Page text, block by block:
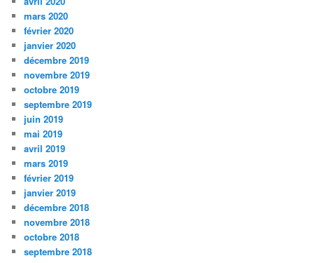
mars 2020
février 2020
janvier 2020
décembre 2019
novembre 2019
octobre 2019
septembre 2019
juin 2019
mai 2019
avril 2019
mars 2019
février 2019
janvier 2019
décembre 2018
novembre 2018
octobre 2018
septembre 2018